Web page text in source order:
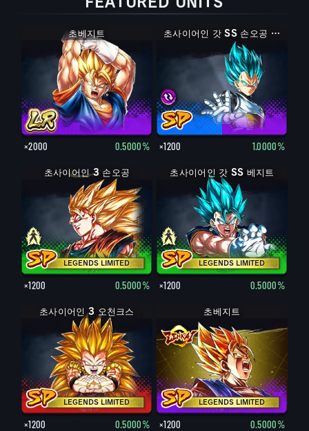
초베지트
×2000 0.5000%
초사이어인 갓 SS 손오공 & 베지터
초사이어인 갓 SS 손오공 & 베지터
×1200 1.0000%
LEGENDS LIMITED
초사이어인 2 손오공
초사이어인 3 손오공
×1200 0.5000%
LEGENDS LIMITED
베지트
초사이어인 갓 SS 베지트
×1200 0.5000%
LEGENDS LIMITED
초사이어인 3 오천크스
×1200 0.5000%
LEGENDS LIMITED
초베지트
×1200 0.5000%